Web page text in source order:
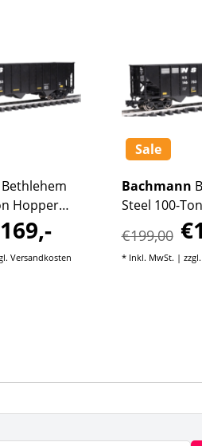
Bethlehem
Hopper
Versandkosten
Sale
Bachmann
Steel 100-
Norfolk
#147120
€199,00
* Inkl. MwSt. | zzgl.